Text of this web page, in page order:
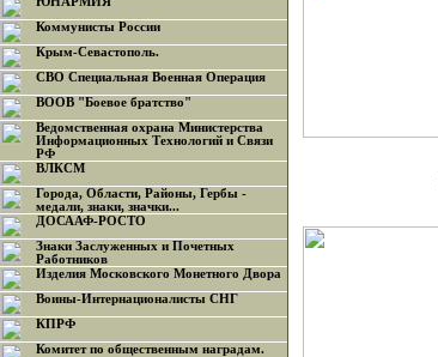
Коммунисты России
Крым-Севастополь.
СВО Специальная Военная Операция
ВООВ "Боевое братство"
Ведомственная охрана Министерства
Информационных Технологий и Связи
РФ
ВЛКСМ
Города, Области, Районы, Гербы -
медали, знаки, значки...
ДОСААФ-РОСТО
Знаки Заслуженных и Почетных
Работников
Изделия Московского Монетного Двора
Воины-Интернационалисты СНГ
КПРФ
Комитет по общественным наградам.